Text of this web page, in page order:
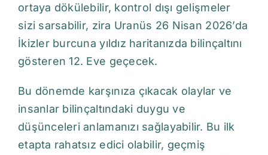
ortaya dökülebilir, kontrol dışı gelişmeler
sizi sarsabilir, zira Uranüs 26 Nisan 2026’da
İkizler burcuna yıldız haritanızda bilinçaltını
gösteren 12. Eve geçecek.
Bu dönemde karşınıza çıkacak olaylar ve
insanlar bilinçaltındaki duygu ve
düşünceleri anlamanızı sağlayabilir. Bu ilk
etapta rahatsız edici olabilir, geçmiş